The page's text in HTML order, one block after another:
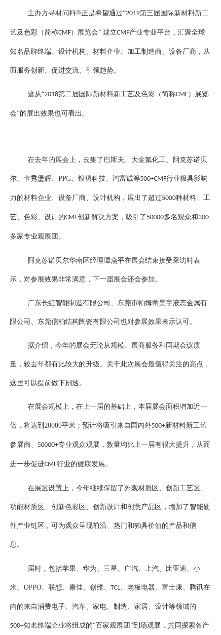
主办方寻材问料®正是希望通过“2019第三届国际新材料新工
艺及色彩（简称CMF）展览会” 建立CMF产业专业平台，汇聚全球
知名品牌终端、设计机构、材料企业、加工制造商、设备厂商，从
而服务创新、促进交流、引领趋势。
这从“2018第二届国际新材料新工艺及色彩（简称CMF）展览
会”的展出效果也可看出。
在去年的展会上，云集了巴斯夫、大金氟化工、阿克苏诺贝
尔、卡秀堡辉、 PPG 、银禧科技、鸿富诚等500+CMF行业极具影响
力的材料企业、设备厂商、设计机构，展出了超过5000种材料、工
艺、色彩、设计的CMF创新解决方案，吸引了 50000多名观众和300
多家专业观展团。
阿克苏诺贝尔华南区经理谭燕平在展会结束接受采访时表
示，对参展效果非常满意，下一届展会还会参加。
广东长虹智能制造有限公司、东莞市帕姆蒂昊宇液态金属有
限公司、东莞信柏结构陶瓷有限公司也对参展效果表示认可。
据介绍，今年的展会无论从规模、展商服务和同期会议质
量，较去年都有比较大的升级。关于此次展会最值得关注的亮点，
这里可以提前做下剧透。
在展会规模上，在上一届的基础上，本届展会面积增加近一
倍，将达到 20000平米；预计将吸引来自国内外500+新材料新工艺
参展商、 50000+专业观众观展，数量均比上一届有很大提升，从而
进一步促进CMF行业的健康发展。
在展区设置上，今年继续保留了外观材质区、创新工艺区、
功能材质区、创新色彩区、创新设计和创意产品区，增加了智能硬
件产业链区，可为观众呈现前沿、热门和独具价值的产品和信
息。
届时，包括苹果、华为、三星、广汽、上汽、比亚迪、小
米、 OPPO 、联想、康佳、创维、 TCL 、老板电器、富士康、腾讯在
内的来自消费电子、汽车、家电、制造、家居、设计等领域的
500+知名终端企业将组成的“百家观展团”到场观展，共同探索各产